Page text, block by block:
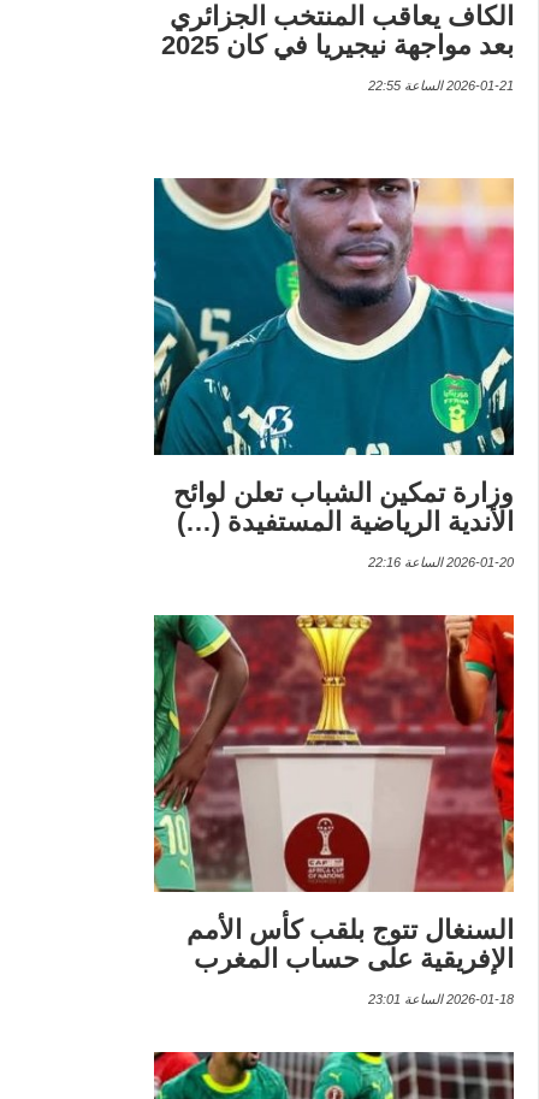
الكاف يعاقب المنتخب الجزائري
بعد مواجهة نيجيريا في كان 2025
2026-01-21 الساعة 22:55
وزارة تمكين الشباب تعلن لوائح
الأندية الرياضية المستفيدة (…)
2026-01-20 الساعة 22:16
السنغال تتوج بلقب كأس الأمم
الإفريقية على حساب المغرب
2026-01-18 الساعة 23:01